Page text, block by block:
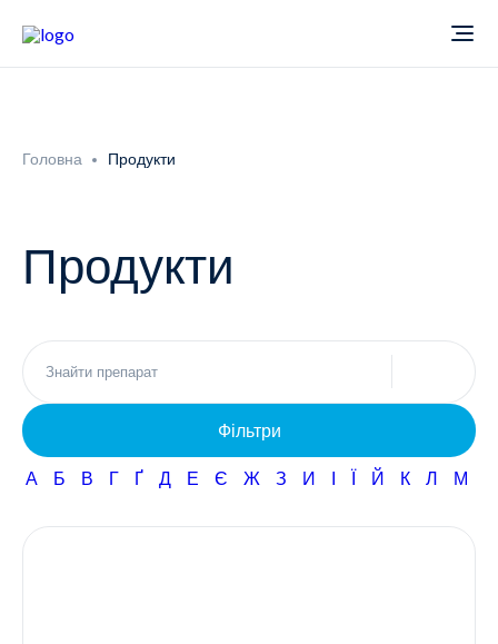
Новини
Неврологія
Фармаконагляд
Кар'єра
Головна Продукти
Продукти
Фільтри
А Б В Г Ґ Д Е Є Ж З И І Ї Й К Л М